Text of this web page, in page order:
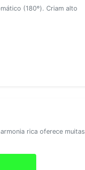
(180º). Criam alto
rica oferece muitas